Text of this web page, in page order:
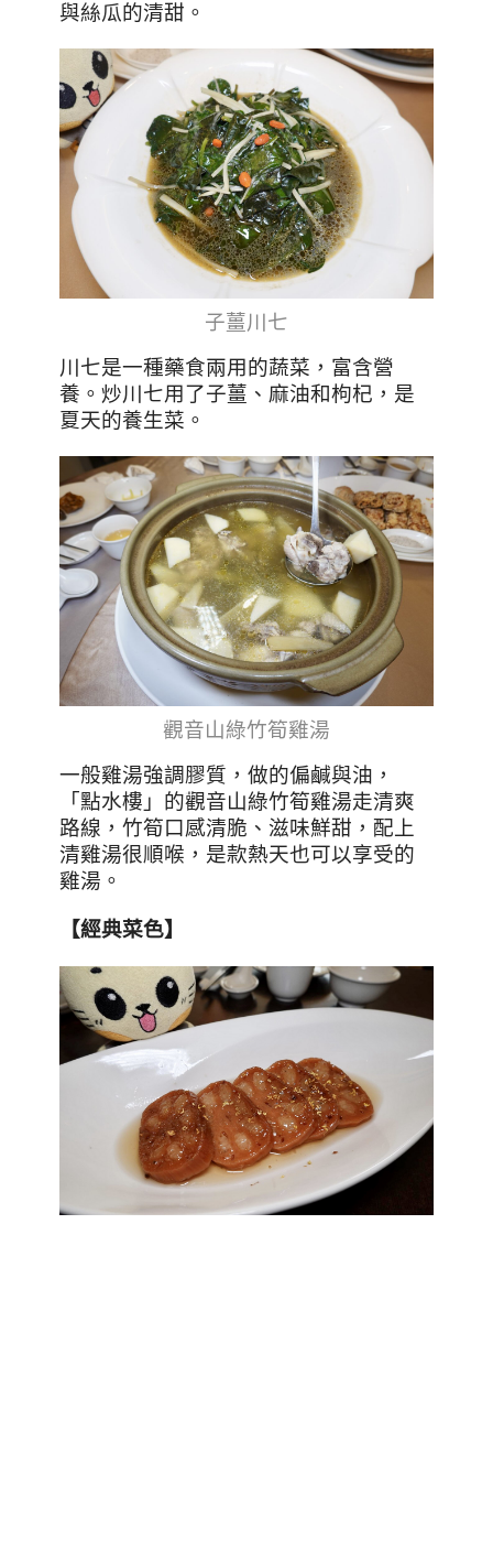
與絲瓜的清甜。
子薑川七
川七是一種藥食兩用的蔬菜，富含營
養。炒川七用了子薑、麻油和枸杞，是
夏天的養生菜。
觀音山綠竹筍雞湯
一般雞湯強調膠質，做的偏鹹與油，
「點水樓」的觀音山綠竹筍雞湯走清爽
路線， 竹筍口感清脆、滋味鮮甜，配上
清雞湯很順喉，是款熱天也可以享受的
雞湯。
【經典菜色】